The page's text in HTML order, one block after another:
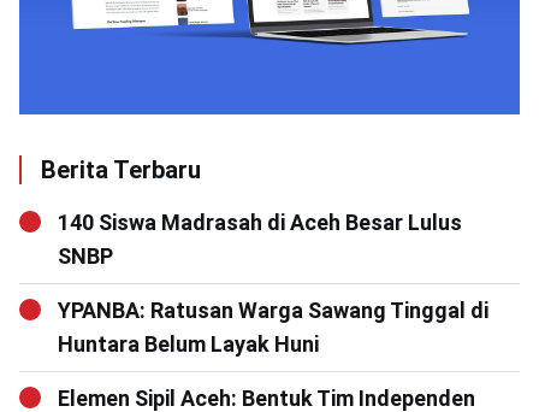
Berita Terbaru
140 Siswa Madrasah di Aceh Besar Lulus
SNBP
YPANBA: Ratusan Warga Sawang Tinggal di
Huntara Belum Layak Huni
Elemen Sipil Aceh: Bentuk Tim Independen